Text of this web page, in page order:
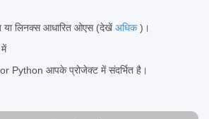
या लिनक्स आधारित ओएस (देखें अधिक)।
Python आपके प्रोजेक्ट में संदर्भित है।